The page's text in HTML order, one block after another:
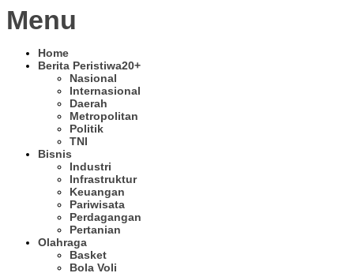
Menu
Home
Berita Peristiwa20+
Nasional
Internasional
Daerah
Metropolitan
Politik
TNI
Bisnis
Industri
Infrastruktur
Keuangan
Pariwisata
Perdagangan
Pertanian
Olahraga
Basket
Bola Voli